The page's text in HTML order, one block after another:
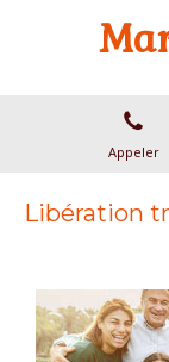
Appeler
Libération